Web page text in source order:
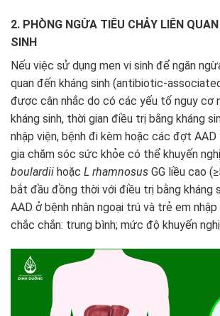
2. PHÒNG NGỪA TIÊU CHẢY LIÊN
SINH
Nếu việc sử dụng men vi sinh để ngăn
quan đến kháng sinh (antibiotic-
được cân nhắc do có các yếu tố nguy cơ
kháng sinh, thời gian điều trị bằng kháng
nhập viện, bệnh đi kèm hoặc các đợt
gia chăm sóc sức khỏe có thể khuyến nghị
boulardii hoặc L rhamnosus GG liều cao
bắt đầu đồng thời với điều trị bằng kháng
AAD ở bệnh nhân ngoại trú và trẻ em
chắc chắn: trung bình; mức độ khuyến